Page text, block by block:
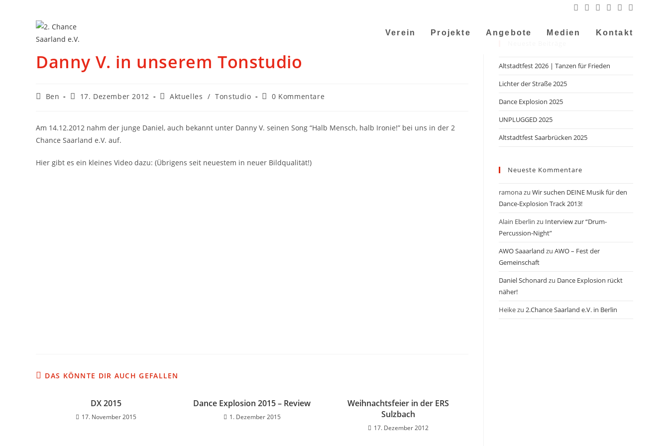
Verein Projekte Angebote Medien Kontakt
Danny V. in unserem Tonstudio
Ben 17. Dezember 2012 Aktuelles / Tonstudio 0 Kommentare
Am 14.12.2012 nahm der junge Daniel, auch bekannt unter Danny V. seinen Song “Halb Mensch, halb Ironie!” bei uns in der 2
Chance Saarland e.V. auf.
Hier gibt es ein kleines Video dazu: (Übrigens seit neuestem in neuer Bildqualität!)
DAS KÖNNTE DIR AUCH GEFALLEN
DX 2015
17. November 2015
Dance Explosion 2015 – Review
1. Dezember 2015
Weihnachtsfeier in der ERS
Sulzbach
17. Dezember 2012
Altstadtfest 2026 | Tanzen für Frieden
Lichter der Straße 2025
Dance Explosion 2025
UNPLUGGED 2025
Altstadtfest Saarbrücken 2025
Neueste Kommentare
ramonazu Wir suchen DEINE Musik für den
Dance-Explosion Track 2013!
Alain Eberlin zu Interview zur “Drum-
Percussion-Night”
AWO Saaarland zu AWO – Fest der
Gemeinschaft
Daniel Schonard zu Dance Explosion rückt
näher!
Heikezu 2.Chance Saarland e.V. in Berlin